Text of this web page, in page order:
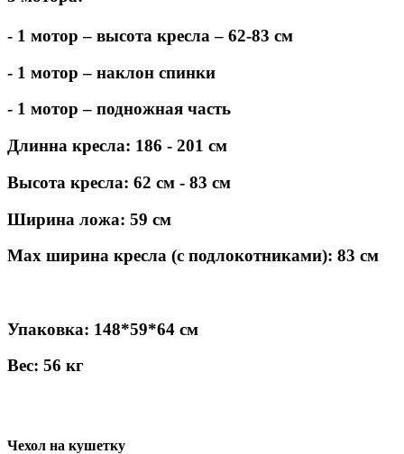
- 1 мотор – высота кресла – 62-83 см
- 1 мотор – наклон спинки
- 1 мотор – подножная часть
Длинна кресла: 186 - 201 см
Высота кресла: 62 см - 83 см
Ширина ложа: 59 см
Max ширина кресла (с подлокотниками): 83 см
Упаковка: 148*59*64 см
Вес: 56 кг
Чехол на кушетку